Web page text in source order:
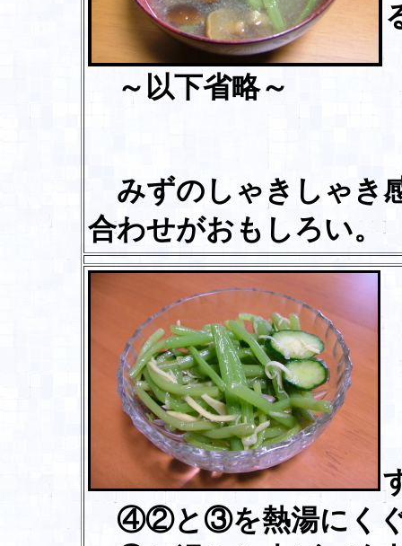
～以下省略～
みずのしゃきしゃき
合わせがおもしろい。
④②と③を熱湯にくぐ